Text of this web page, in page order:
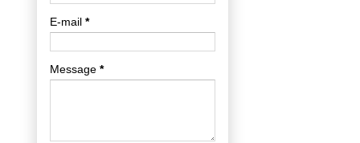
E-mail *
Message *